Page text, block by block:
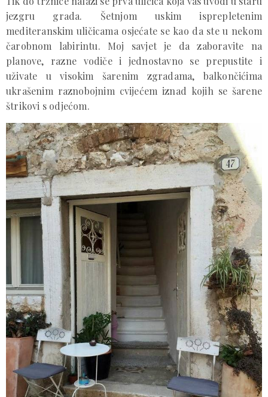
jezgru grada. Šetnjom uskim isprepletenim
mediteranskim uličicama osjećate se kao da ste u nekom
čarobnom labirintu. Moj savjet je da zaboravite na
planove, razne vodiče i jednostavno se prepustite i
uživate u visokim šarenim zgradama, balkončićima
ukrašenim raznobojnim cvijećem iznad kojih se šarene
štrikovi s odjećom.